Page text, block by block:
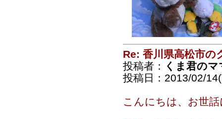
Re: 香川県高松市の
投稿者：
くま君のマ
投稿日：2013/02/
こんにちは、お世